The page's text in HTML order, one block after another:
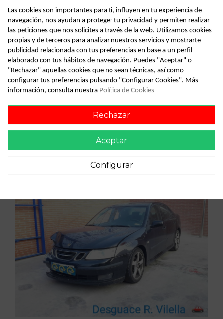
Descripción
Recambio de amortiguador delantero izquierdo para saab
9-3 berlina 2.2 tid anniversary | 0.03 - ... 2.2 tid anniversary |
0.03 - ... referencia OEM IAM
Vehículo de origen
Las cookies son importantes para ti, influyen en tu experiencia de
navegación, nos ayudan a proteger tu privacidad y permiten realizar
las peticiones que nos solicites a través de la web. Utilizamos cookies
propias y de terceros para analizar nuestros servicios y mostrarte
publicidad relacionada con tus preferencias en base a un perfil
elaborado con tus hábitos de navegación. Puedes "Aceptar" o
"Rechazar" aquellas cookies que no sean técnicas, así como
configurar tus preferencias pulsando "Configurar Cookies". Más
información, consulta nuestra Política de Cookies
Rechazar
Aceptar
Configurar